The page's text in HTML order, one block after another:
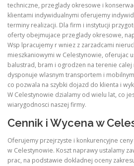
techniczne, przeglady okresowe i
klientami indywidualnymi oferujemy
terminy realizacji. Dla firm i instytucji
oferty obejmujace przeglady okresowe,
Wsp lpracujemy r wniez z zarzadcami
mieszkaniowymi w Celestynowie, oferujac
balustrad, bram i ogrodzen na terenie calej
dysponuje wlasnym transportem i
co pozwala na szybki dojazd do klienta i
W Celestynowie dzialamy od wielu lat, co
wiarygodnosci naszej firmy.
Cennik i Wycena w
Oferujemy przejrzyste i konkurencyjne
w Celestynowie. Koszt naprawy ustalamy
prac, na podstawie dokladnej oceny